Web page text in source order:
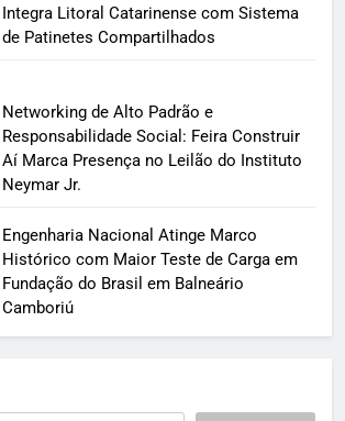
Integra Litoral Catarinense com Sistema
de Patinetes Compartilhados
Networking de Alto Padrão e
Responsabilidade Social: Feira Construir
Aí Marca Presença no Leilão do Instituto
Neymar Jr.
Engenharia Nacional Atinge Marco
Histórico com Maior Teste de Carga em
Fundação do Brasil em Balneário
Camboriú